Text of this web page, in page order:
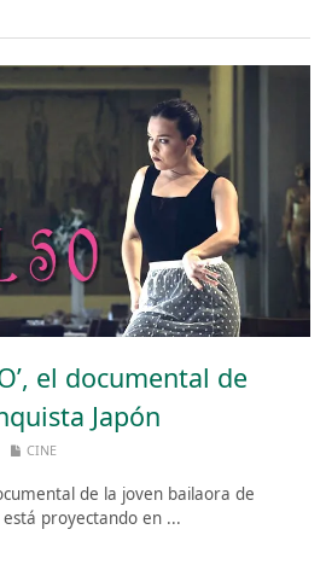
el documental de
Japón
CINE
de la joven bailaora de
proyectando en ...